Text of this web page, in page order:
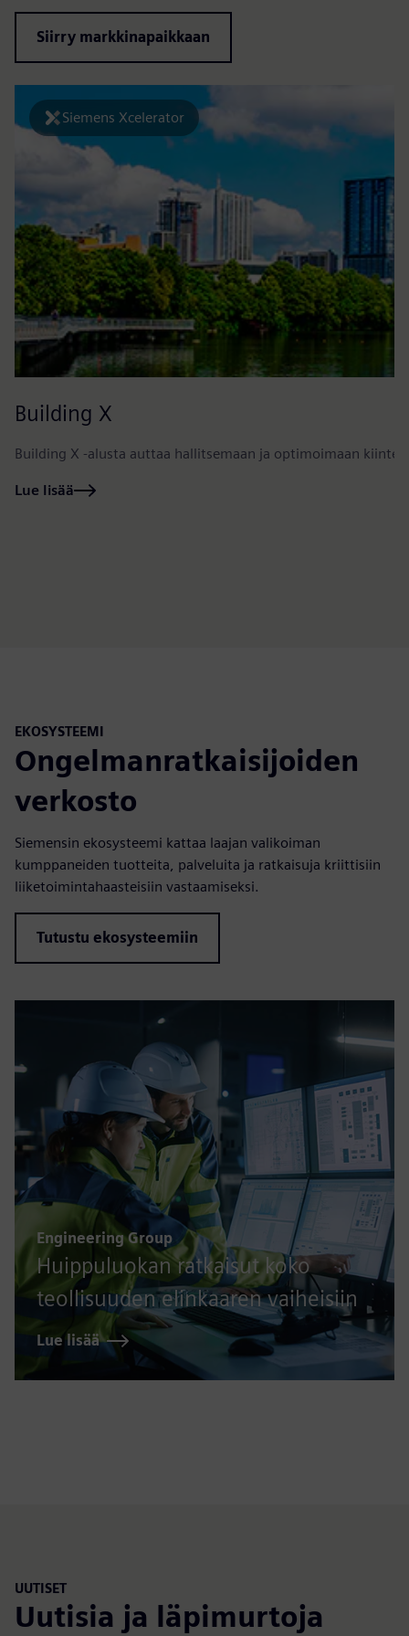
Siirry markkinapaikkaan
Siemens Xcelerator
Building X
Building X -alusta auttaa hallitsemaan ja optimoimaan
Lue lisää
EKOSYSTEEMI
Ongelmanratkaisijoiden
verkosto
Siemensin ekosysteemi kattaa laajan valikoiman
kumppaneiden tuotteita, palveluita ja ratkaisuja kriittisiin
liiketoimintahaasteisiin vastaamiseksi.
Tutustu ekosysteemiin
Engineering Group
Huippuluokan ratkaisut koko
teollisuuden elinkaaren vaiheisiin
Lue lisää
UUTISET
Uutisia ja läpimurtoja